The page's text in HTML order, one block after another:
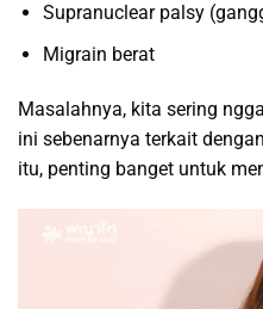
Supranuclear palsy
Migrain berat
Masalahnya, kita sering
ini sebenarnya terkait
itu, penting banget untuk